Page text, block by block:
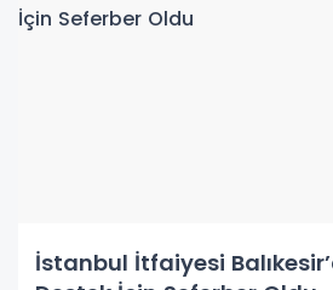
İstanbul İtfaiyesi